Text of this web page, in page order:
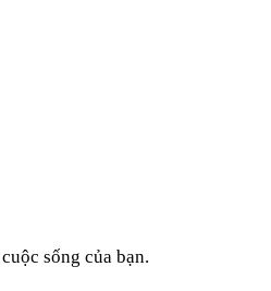
sống của bạn.